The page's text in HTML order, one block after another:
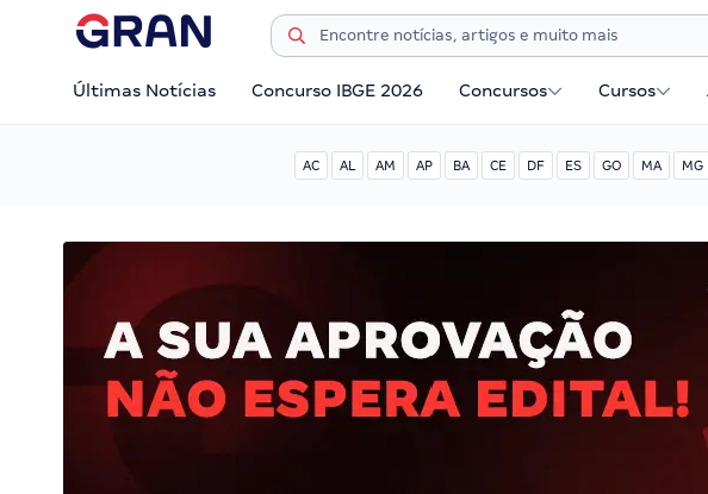
Últimas Notícias Concurso IBGE 2026 Concursos Cursos
AC AL AM AP BA CE DF ES GO MA MG